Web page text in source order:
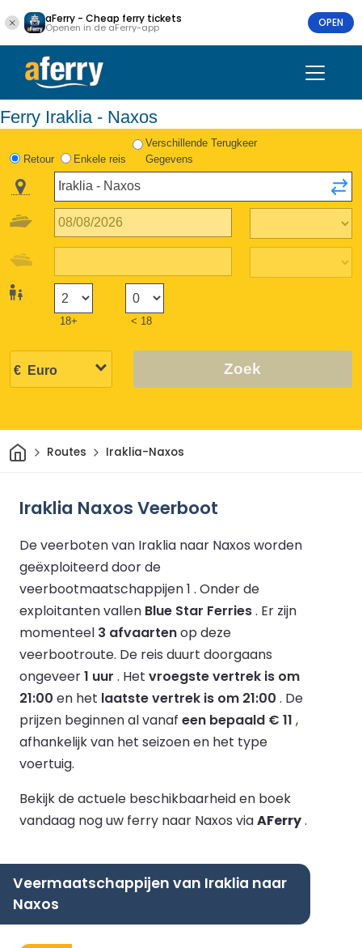
aFerry - Cheap ferry tickets
Openen in de aFerry-app OPEN
Ferry Iraklia - Naxos
Retour Enkele reis
Verschillende Terugkeer
Gegevens
18+ < 18
Zoek
ThuisRoutes Iraklia-Naxos
Iraklia Naxos Veerboot
De veerboten van Iraklia naar Naxos worden
geëxploiteerd door de
veerbootmaatschappijen 1 . Onder de
exploitanten vallen Blue Star Ferries. Er zijn
momenteel 3 afvaartenop deze
veerbootroute. De reis duurt doorgaans
ongeveer1 uur . Het vroegste vertrek is om
21:00 en het laatste vertrek is om 21:00 . De
prijzen beginnen al vanaf een bepaald € 11 ,
afhankelijk van het seizoen en het type
voertuig.
Bekijk de actuele beschikbaarheid en boek
vandaag nog uw ferry naar Naxos viaAFerry.
Veermaatschappijen van Iraklia naar
Naxos